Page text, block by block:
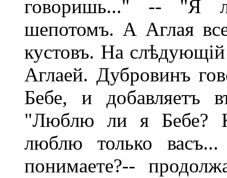
говоришь..." -- "Я
шепотомъ. А Аглая
кустовъ. На слѣдующій
Аглаей. Дубровинъ
Бебе, и добавляетъ
"Люблю ли я Бебе?
люблю только
понимаете?--